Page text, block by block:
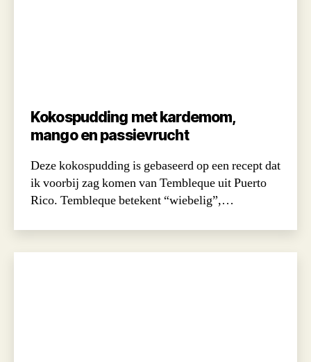
Kokospudding met kardemom,
mango en passievrucht
Deze kokospudding is gebaseerd op een recept dat
ik voorbij zag komen van Tembleque uit Puerto
Rico. Tembleque betekent “wiebelig”,…